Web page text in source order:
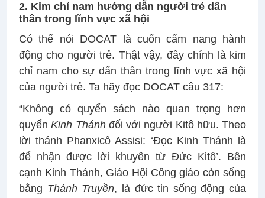
2. Kim chỉ nam hướng dẫn người trẻ dấn
thân trong lĩnh vực xã hội
Có thể nói DOCAT là cuốn cẩm nang hành
động cho người trẻ. Thật vậy, đây chính là kim
chỉ nam cho sự dấn thân trong lĩnh vực xã hội
của người trẻ. Ta hãy đọc DOCAT câu 317:
“Không có quyển sách nào quan trọng hơn
quyển Kinh Thánh đối với người Kitô hữu. Theo
lời thánh Phanxicô Assisi: ‘Đọc Kinh Thánh là
để nhận được lời khuyên từ Đức Kitô’. Bên
cạnh Kinh Thánh, Giáo Hội Công giáo còn sống
bằng Thánh Truyền, là đức tin sống động của